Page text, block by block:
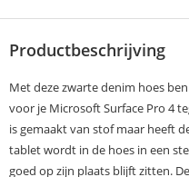
Productbeschrijving
Met deze zwarte denim hoes
voor je Microsoft Surface Pro 4
is gemaakt van stof maar heeft
tablet wordt in de hoes in een
goed op zijn plaats blijft zitten.